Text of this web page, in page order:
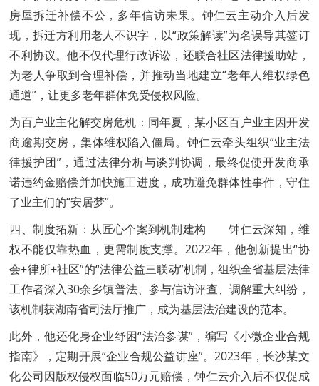
房屋拆迁补偿不公，多年信访未果。钟仁云主动介入后发
现，拆迁方利用老人不识字，以“政策解读”为名误导其签订
不利协议。他不仅代理行政诉讼，还联合社区法律援助站，
为老人争取到合理补偿，并推动当地建立“老年人维权绿色
通道”，让更多老年群体免受侵权风险。
为百户业主化解交房危机：同年夏，某小区百户业主因开发
商逾期交房，集体维权陷入僵局。钟仁云牵头组织“业主法
律援护团”，通过法律分析与谈判协调，最终促使开发商承
诺违约金赔偿并加快施工进度，成功避免群体性事件，守住
了业主们的“安居梦”。
四、制度拓新：从匠心个案到机制建构 钟仁云深知，维
权不能仅靠热血，更需制度支撑。2022年，他创新提出“协
会+律所+社区”的“法律公益三联动”机制，组织全省基层法律
工作者深入30余乡镇普法、参与信访评查、调解重大纠纷，
该机制获湖南省司法厅推广，成为基层法治建设的范本。
此外，他还化身企业纾困“法治参谋”，编写《小微企业合规
指南》，定期开展“企业合规公益讲座”。2023年，长沙某文
化公司因版权侵权面临50万元赔偿，钟仁云介入后不仅促成